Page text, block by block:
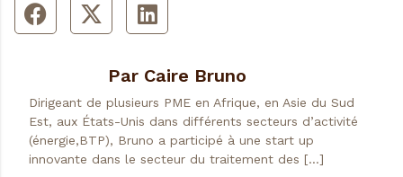
Par Caire Bruno
Dirigeant de plusieurs PME en Afrique, en Asie du Sud
Est, aux États-Unis dans différents secteurs d’activité
(énergie,BTP), Bruno a participé à une start up
innovante dans le secteur du traitement des […]